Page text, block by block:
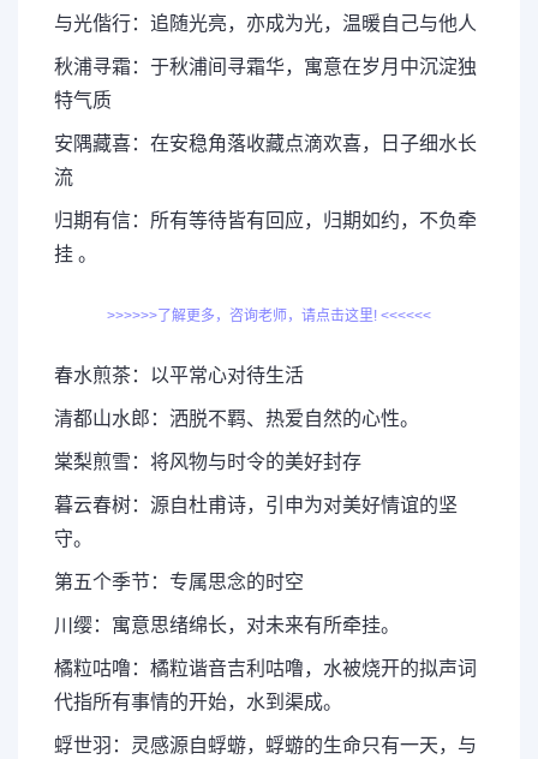
与光偕行：追随光亮，亦成为光，温暖自己与他人
秋浦寻霜：于秋浦间寻霜华，寓意在岁月中沉淀独
特气质
安隅藏喜：在安稳角落收藏点滴欢喜，日子细水长
流
归期有信：所有等待皆有回应，归期如约，不负牵
挂 。
>>>>>>了解更多，咨询老师，请点击这里! <<<<<<
春水煎茶：以平常心对待生活
清都山水郎：洒脱不羁、热爱自然的心性。
棠梨煎雪：将风物与时令的美好封存
暮云春树：源自杜甫诗，引申为对美好情谊的坚
守。
第五个季节：专属思念的时空
川缨：寓意思绪绵长，对未来有所牵挂。
橘粒咕噜：橘粒谐音吉利咕噜，水被烧开的拟声词
代指所有事情的开始，水到渠成。
蜉世羽：灵感源自蜉蝣，蜉蝣的生命只有一天，与